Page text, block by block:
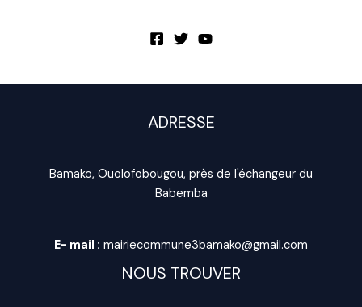
ADRESSE
Bamako, Ouolofobougou, près de l'échangeur du
Babemba
E- mail : mairiecommune3bamako@gmail.com
NOUS TROUVER